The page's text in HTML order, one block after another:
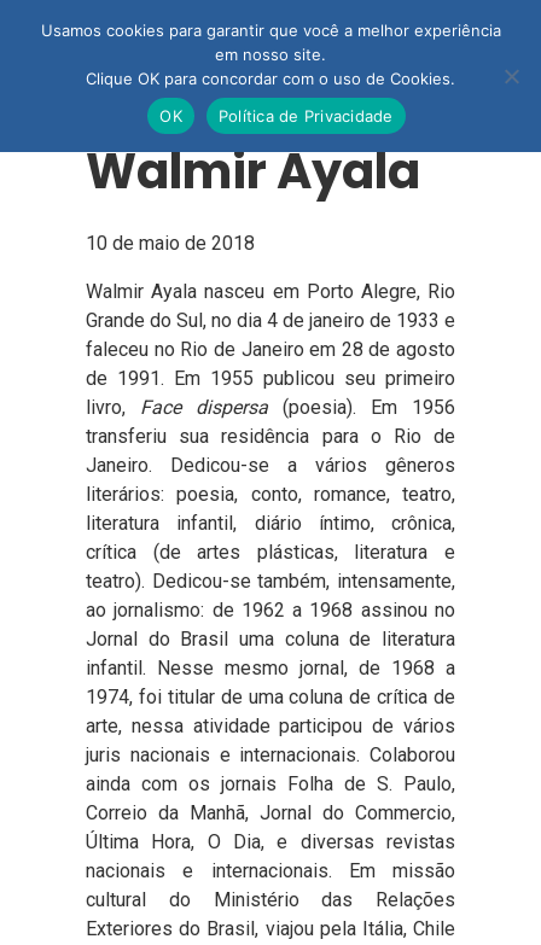
Walmir Ayala
10 de maio de 2018
Walmir Ayala nasceu em Porto Alegre, Rio
Grande do Sul, no dia 4 de janeiro de 1933 e
faleceu no Rio de Janeiro em 28 de agosto
de 1991. Em 1955 publicou seu primeiro
livro, Face dispersa (poesia). Em 1956
transferiu sua residência para o Rio de
Janeiro. Dedicou-se a vários gêneros
literários: poesia, conto, romance, teatro,
literatura infantil, diário íntimo, crônica,
crítica (de artes plásticas, literatura e
teatro). Dedicou-se também, intensamente,
ao jornalismo: de 1962 a 1968 assinou no
Jornal do Brasil uma coluna de literatura
infantil. Nesse mesmo jornal, de 1968 a
1974, foi titular de uma coluna de crítica de
arte, nessa atividade participou de vários
juris nacionais e internacionais. Colaborou
ainda com os jornais Folha de S. Paulo,
Correio da Manhã, Jornal do Commercio,
Última Hora, O Dia, e diversas revistas
nacionais e internacionais. Em missão
cultural do Ministério das Relações
Exteriores do Brasil, viajou pela Itália, Chile
Usamos cookies para garantir que você a melhor experiência
em nosso site.
Clique OK para concordar com o uso de Cookies.
OK
Política de Privacidade